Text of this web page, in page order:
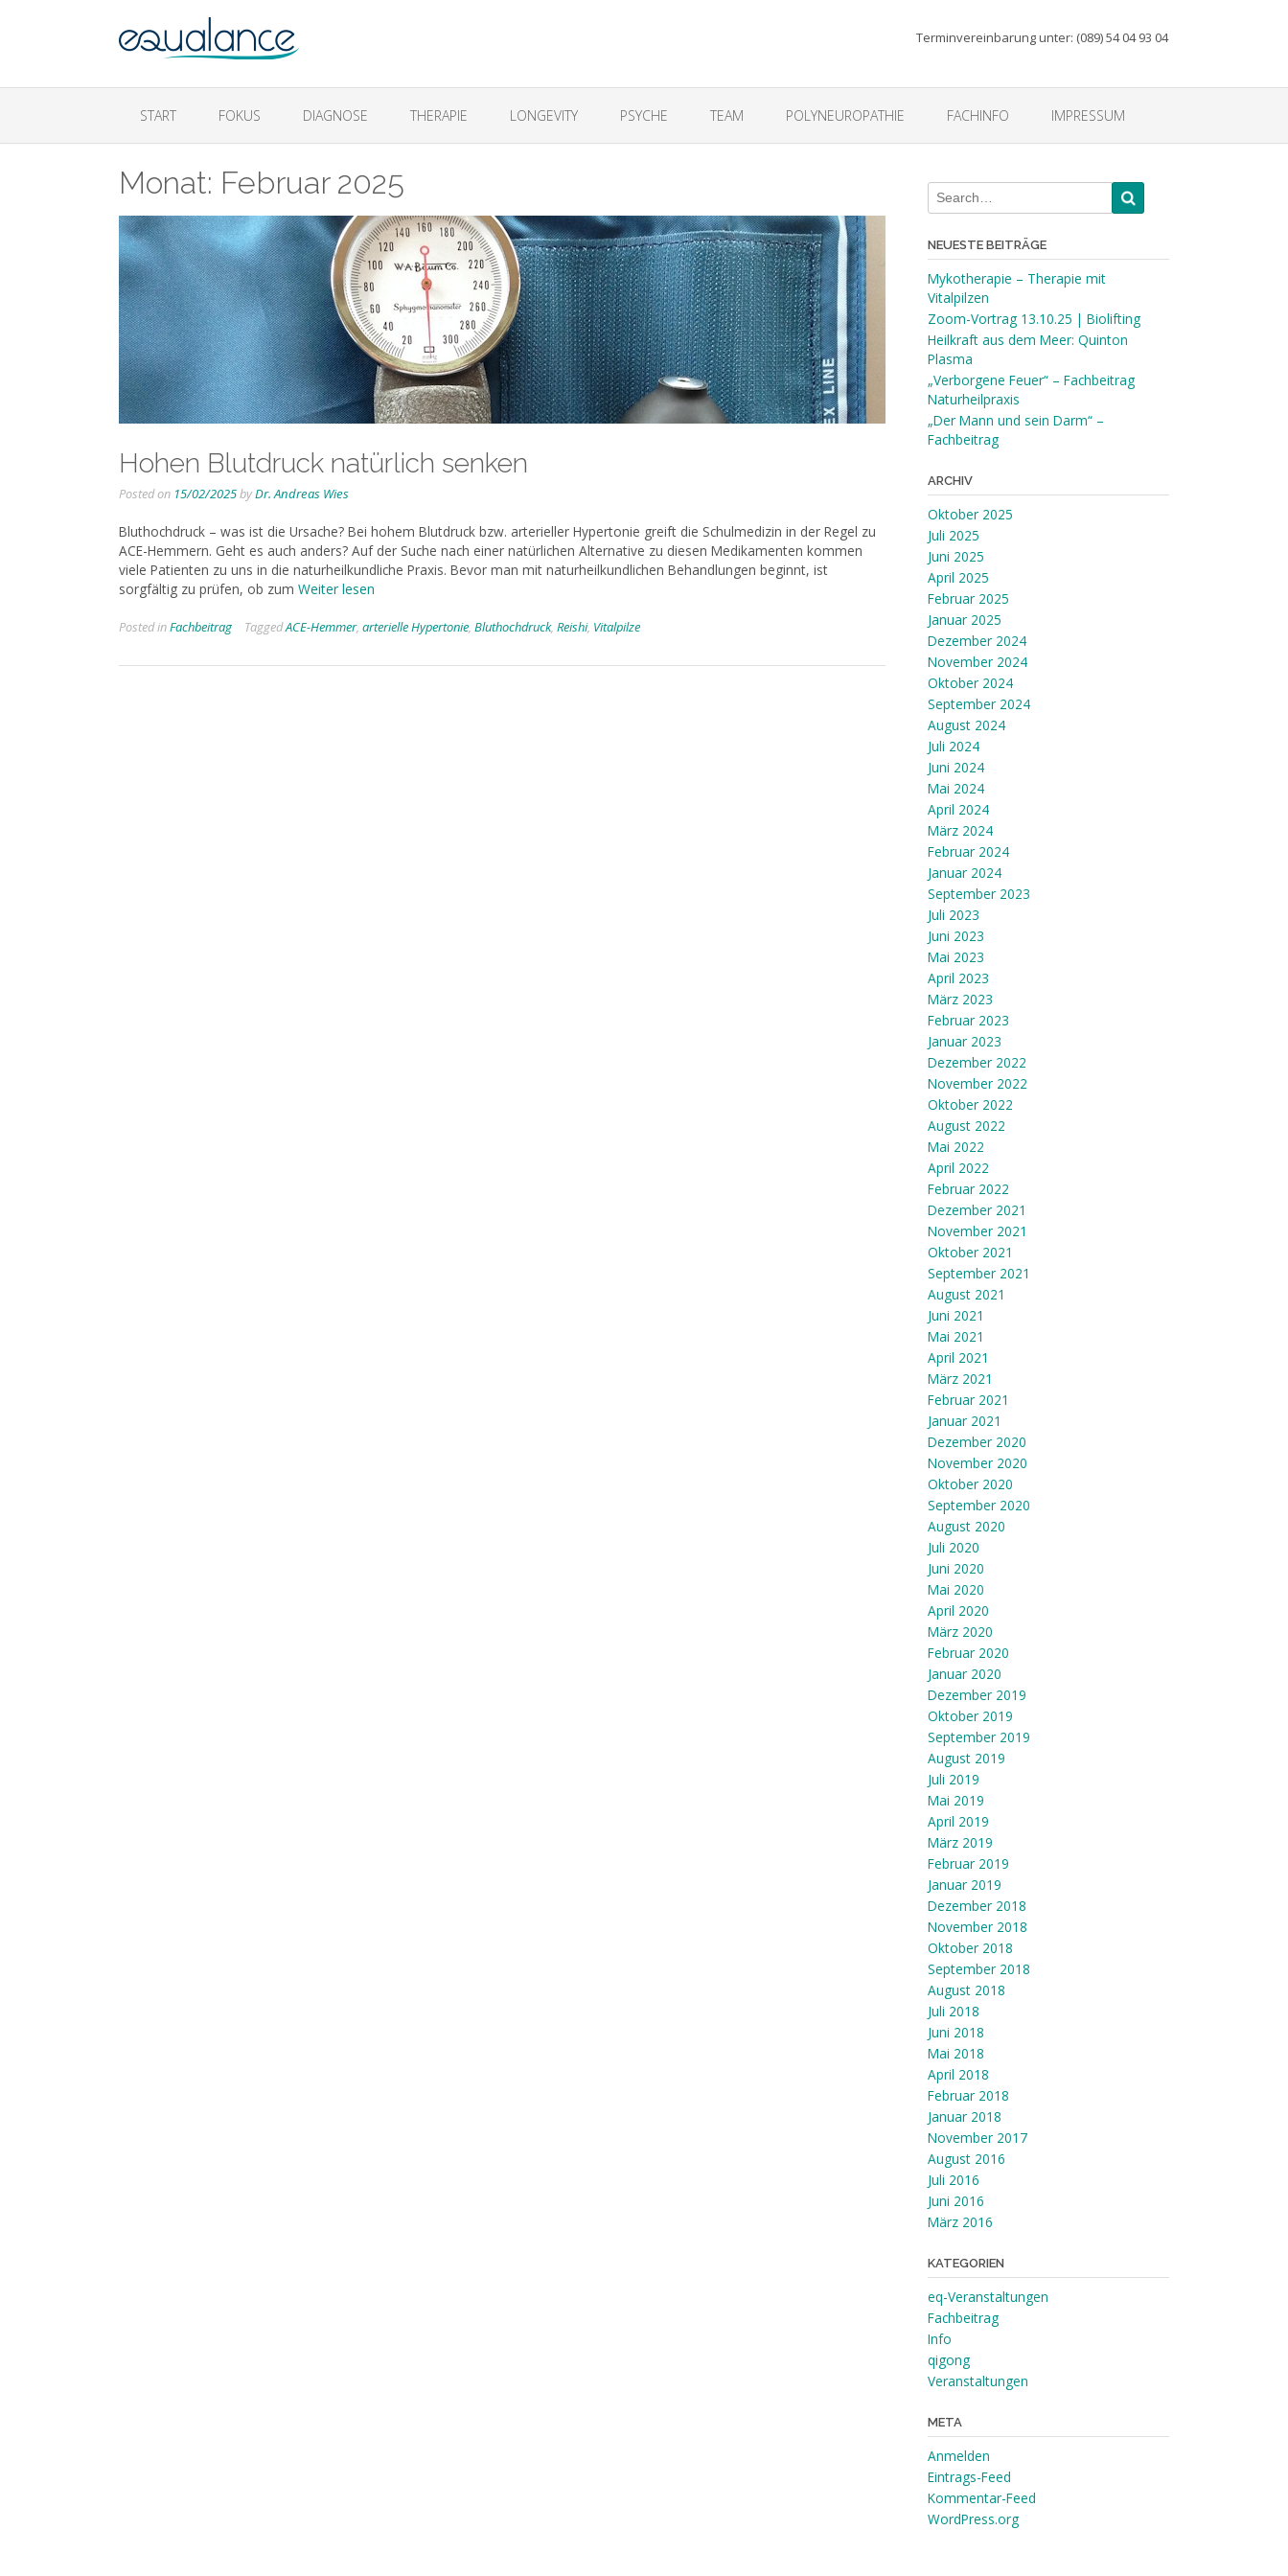
Terminvereinbarung unter: (089) 54 04 93 04
START FOKUS DIAGNOSE THERAPIE LONGEVITY PSYCHE TEAM POLYNEUROPATHIE FACHINFO IMPRESSUM
Monat: Februar 2025
Hohen Blutdruck natürlich senken
Posted on 15/02/2025byDr. Andreas Wies
Bluthochdruck – was ist die Ursache? Bei hohem Blutdruck bzw. arterieller Hypertonie greift die Schulmedizin in der Regel zu
ACE-Hemmern. Geht es auch anders? Auf der Suche nach einer natürlichen Alternative zu diesen Medikamenten kommen
viele Patienten zu uns in die naturheilkundliche Praxis. Bevor man mit naturheilkundlichen Behandlungen beginnt, ist
sorgfältig zu prüfen, ob zum Weiter lesen
Posted inFachbeitrag TaggedACE-Hemmer, arterielle Hypertonie, Bluthochdruck, Reishi, Vitalpilze
NEUESTE BEITRÄGE
Mykotherapie – Therapie mit
Vitalpilzen
Zoom-Vortrag 13.10.25 | Biolifting
Heilkraft aus dem Meer: Quinton
Plasma
„Verborgene Feuer“ – Fachbeitrag
Naturheilpraxis
„Der Mann und sein Darm“ –
Fachbeitrag
ARCHIV
Oktober 2025
Juli 2025
Juni 2025
April 2025
Februar 2025
Januar 2025
Dezember 2024
November 2024
Oktober 2024
September 2024
August 2024
Juli 2024
Juni 2024
Mai 2024
April 2024
März 2024
Februar 2024
Januar 2024
September 2023
Juli 2023
Juni 2023
Mai 2023
April 2023
März 2023
Februar 2023
Januar 2023
Dezember 2022
November 2022
Oktober 2022
August 2022
Mai 2022
April 2022
Februar 2022
Dezember 2021
November 2021
Oktober 2021
September 2021
August 2021
Juni 2021
Mai 2021
April 2021
März 2021
Februar 2021
Januar 2021
Dezember 2020
November 2020
Oktober 2020
September 2020
August 2020
Juli 2020
Juni 2020
Mai 2020
April 2020
März 2020
Februar 2020
Januar 2020
Dezember 2019
Oktober 2019
September 2019
August 2019
Juli 2019
Mai 2019
April 2019
März 2019
Februar 2019
Januar 2019
Dezember 2018
November 2018
Oktober 2018
September 2018
August 2018
Juli 2018
Juni 2018
Mai 2018
April 2018
Februar 2018
Januar 2018
November 2017
August 2016
Juli 2016
Juni 2016
März 2016
KATEGORIEN
eq-Veranstaltungen
Fachbeitrag
Info
qigong
Veranstaltungen
META
Anmelden
Eintrags-Feed
Kommentar-Feed
WordPress.org